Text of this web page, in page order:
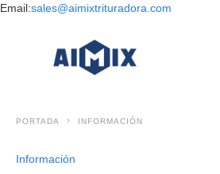
Email:sales@aimixtrituradora.com
PORTADA INFORMACIÓN
Información